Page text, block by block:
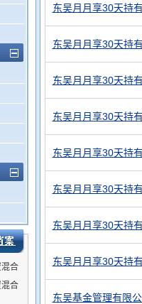
合
合
东吴月月享30天持
东吴月月享30天持
东吴月月享30天持
东吴月月享30天持
东吴月月享30天持
东吴月月享30天持
东吴月月享30天持
东吴月月享30天持
东吴基金管理有限